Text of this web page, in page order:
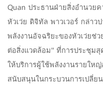
Quan ประธานฝ่ายสิ่งอำนวย
หัวเว่ย ดิจิทัล พาวเวอร์ กล่า
พลังงานอัจฉริยะของหัวเว่ยช่ว
ต่อสิ่งแวดล้อม" ที่การประชุม
ให้บริการผู้ใช้พลังงานรายให
สนับสนุนในกระบวนการเปลี่ย